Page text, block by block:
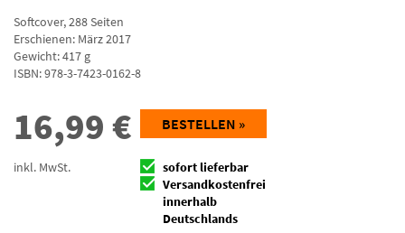
Softcover,288Seiten
Erschienen: März 2017
Gewicht: 417 g
ISBN:978-3-7423-0162-8
16,99 €
inkl. MwSt.
BESTELLEN »
sofort lieferbar
Versandkostenfrei
innerhalb
Deutschlands